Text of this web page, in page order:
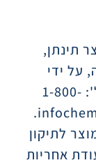
תינתן,
על ידי
כמיפל בע"מ ח.פ. 520040080; טל': 1-800-
לתיקון
אחריות